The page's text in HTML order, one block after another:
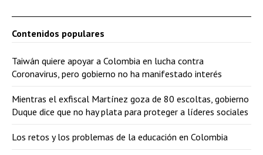
Contenidos populares
Taiwán quiere apoyar a Colombia en lucha contra
Coronavirus, pero gobierno no ha manifestado interés
Mientras el exfiscal Martínez goza de 80 escoltas, gobierno
Duque dice que no hay plata para proteger a líderes sociales
Los retos y los problemas de la educación en Colombia